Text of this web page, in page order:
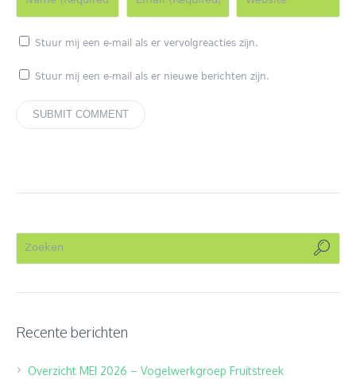
Stuur mij een e-mail als er vervolgreacties zijn.
Stuur mij een e-mail als er nieuwe berichten zijn.
Recente berichten
Overzicht MEI 2026 – Vogelwerkgroep Fruitstreek